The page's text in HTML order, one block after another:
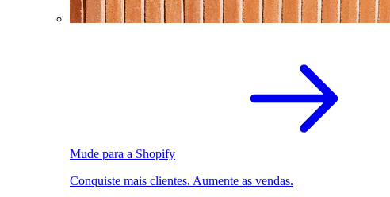
Mude para a Shopify
Conquiste mais clientes. Aumente as vendas.